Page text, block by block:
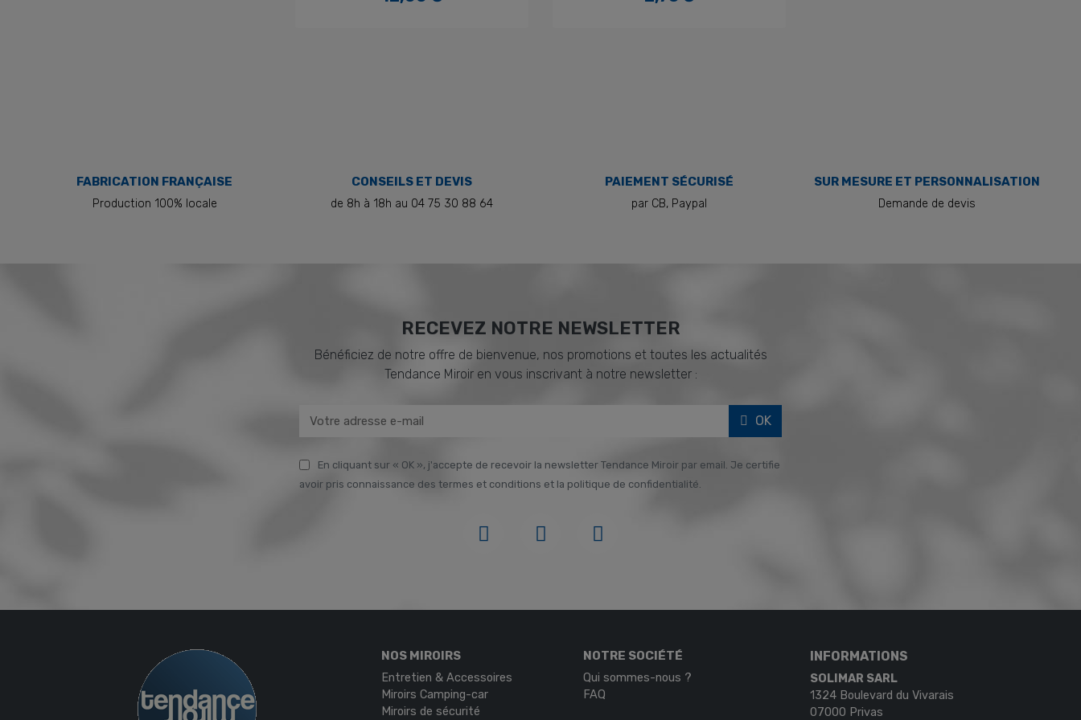
FABRICATION FRANÇAISE
Production 100% locale
CONSEILS ET DEVIS
de 8h à 18h au 04 75 30 88 64
PAIEMENT SÉCURISÉ
par CB, Paypal
SUR MESURE ET PERSONNALISATION
Demande de devis
RECEVEZ NOTRE NEWSLETTER
Bénéficiez de notre offre de bienvenue, nos promotions et toutes les actualités
Tendance Miroir en vous inscrivant à notre newsletter :
OK
En cliquant sur « OK », j'accepte de recevoir la newsletter Tendance Miroir par email. Je certifie
avoir pris connaissance des termes et conditions et la politique de confidentialité.
NOS MIROIRS
Entretien & Accessoires
Miroirs Camping-car
Miroirs de sécurité
NOTRE SOCIÉTÉ
Qui sommes-nous ?
FAQ
INFORMATIONS
SOLIMAR SARL
1324 Boulevard du Vivarais
07000 Privas